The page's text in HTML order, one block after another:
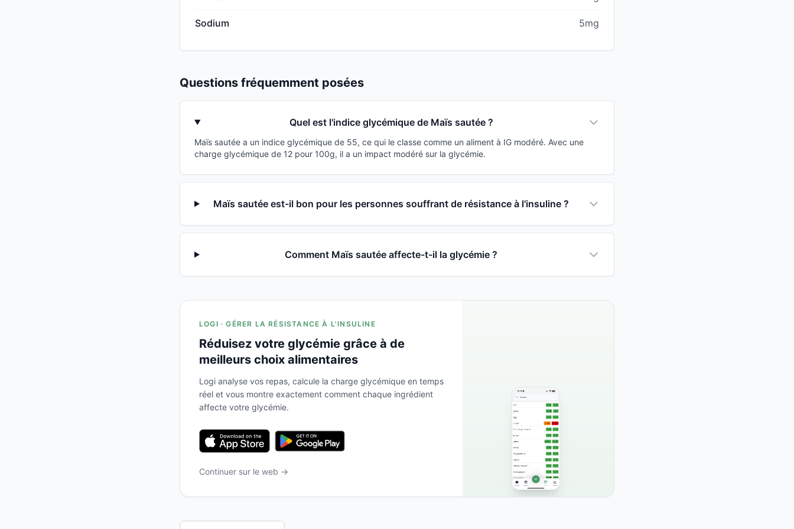
Sodium 5mg
Questions fréquemment posées
Quel est l'indice glycémique de Maïs sautée ?
Maïs sautée a un indice glycémique de 55, ce qui le classe comme un aliment à IG modéré. Avec une
charge glycémique de 12 pour 100g, il a un impact modéré sur la glycémie.
Maïs sautée est-il bon pour les personnes souffrant de résistance à l'insuline ?
Comment Maïs sautée affecte-t-il la glycémie ?
LOGI · GÉRER LA RÉSISTANCE À L'INSULINE
Réduisez votre glycémie grâce à de
meilleurs choix alimentaires
Logi analyse vos repas, calcule la charge glycémique en temps
réel et vous montre exactement comment chaque ingrédient
affecte votre glycémie.
Continuer sur le web →